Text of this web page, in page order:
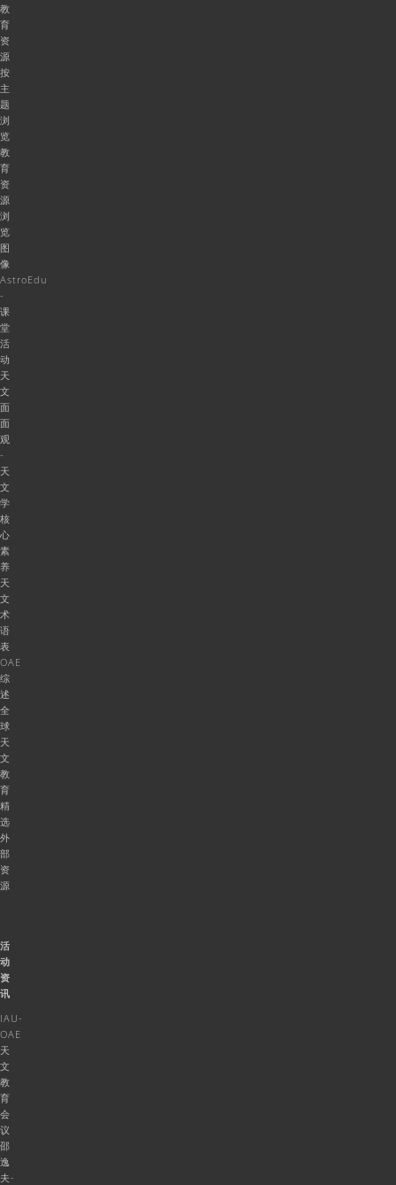
教
育
资
源
按
主
题
浏
览
教
育
资
源
浏
览
图
像
AstroEdu
-
课
堂
活
动
天
文
面
面
观
-
天
文
学
核
心
素
养
天
文
术
语
表
OAE
综
述
全
球
天
文
教
育
精
选
外
部
资
源
活
动
资
讯
IAU-
OAE
天
文
教
育
会
议
邵
逸
夫-